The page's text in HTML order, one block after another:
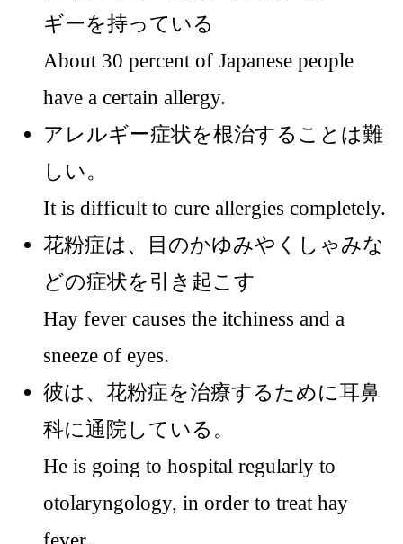
ギーを持っている
About 30 percent of Japanese people
have a certain allergy.
アレルギー症状を根治することは難
しい。
It is difficult to cure allergies completely.
花粉症は、目のかゆみやくしゃみな
どの症状を引き起こす
Hay fever causes the itchiness and a
sneeze of eyes.
彼は、花粉症を治療するために耳鼻
科に通院している。
He is going to hospital regularly to
otolaryngology, in order to treat hay